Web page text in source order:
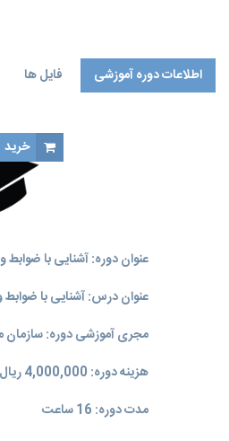
اطلاعات دوره آموزشی فایل ها
عنوان دوره: آشنایی با
عنوان درس: آشنایی با ضوابط
مجری آموزشی دوره: سازمان
هزینه دوره: 4,000,000 ریال
مدت دوره: 16 ساعت
خرید